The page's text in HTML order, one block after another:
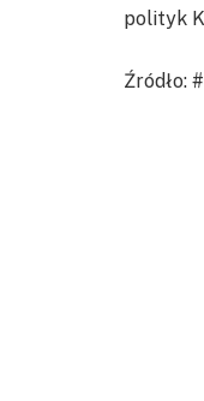
polityk
Źródło: